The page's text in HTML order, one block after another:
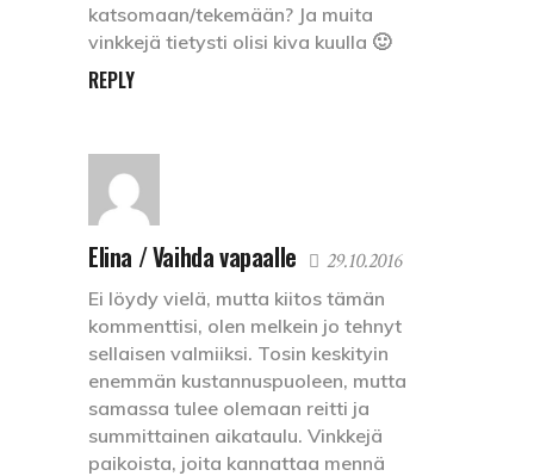
katsomaan/tekemään? Ja muita
vinkkejä tietysti olisi kiva kuulla 🙂
REPLY
Elina / Vaihda vapaalle 29.10.2016
Ei löydy vielä, mutta kiitos tämän
kommenttisi, olen melkein jo tehnyt
sellaisen valmiiksi. Tosin keskityin
enemmän kustannuspuoleen, mutta
samassa tulee olemaan reitti ja
summittainen aikataulu. Vinkkejä
paikoista, joita kannattaa mennä